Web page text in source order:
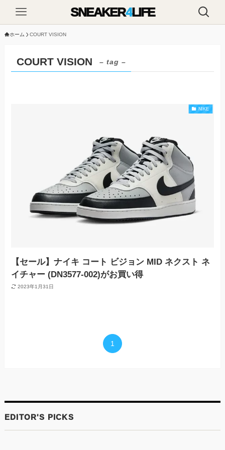
SNEAKER4LIFE
ホーム COURT VISION
COURT VISION – tag –
NIKE
【セール】ナイキ コート ビジョン MID ネクスト ネ
イチャー (DN3577-002)がお買い得
2023年1月31日
1